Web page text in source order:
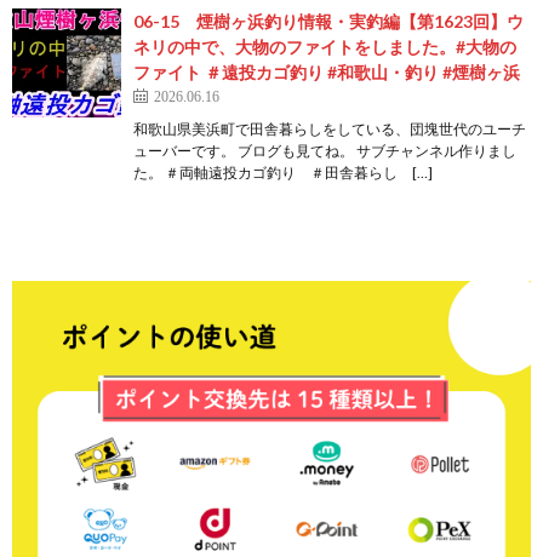
06-15 煙樹ヶ浜釣り情報・実釣編【第1623回】ウ
ネリの中で、大物のファイトをしました。#大物の
ファイト ＃遠投カゴ釣り #和歌山・釣り #煙樹ヶ浜
2026.06.16
和歌山県美浜町で田舎暮らしをしている、団塊世代のユーチ
ューバーです。 ブログも見てね。 サブチャンネル作りまし
た。 ＃両軸遠投カゴ釣り ＃田舎暮らし […]